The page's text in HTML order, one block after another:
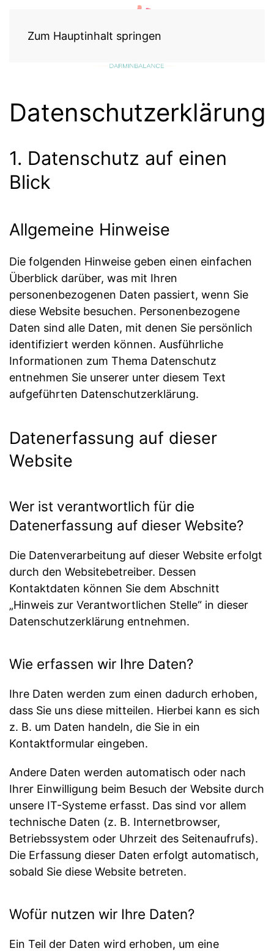
Zum Hauptinhalt springen
Datenschutzerklärung
1. Datenschutz auf einen
Blick
Allgemeine Hinweise
Die folgenden Hinweise geben einen einfachen
Überblick darüber, was mit Ihren
personenbezogenen Daten passiert, wenn Sie
diese Website besuchen. Personenbezogene
Daten sind alle Daten, mit denen Sie persönlich
identifiziert werden können. Ausführliche
Informationen zum Thema Datenschutz
entnehmen Sie unserer unter diesem Text
aufgeführten Datenschutzerklärung.
Datenerfassung auf dieser
Website
Wer ist verantwortlich für die
Datenerfassung auf dieser Website?
Die Datenverarbeitung auf dieser Website erfolgt
durch den Websitebetreiber. Dessen
Kontaktdaten können Sie dem Abschnitt
„Hinweis zur Verantwortlichen Stelle“ in dieser
Datenschutzerklärung entnehmen.
Wie erfassen wir Ihre Daten?
Ihre Daten werden zum einen dadurch erhoben,
dass Sie uns diese mitteilen. Hierbei kann es sich
z. B. um Daten handeln, die Sie in ein
Kontaktformular eingeben.
Andere Daten werden automatisch oder nach
Ihrer Einwilligung beim Besuch der Website durch
unsere IT-Systeme erfasst. Das sind vor allem
technische Daten (z. B. Internetbrowser,
Betriebssystem oder Uhrzeit des Seitenaufrufs).
Die Erfassung dieser Daten erfolgt automatisch,
sobald Sie diese Website betreten.
Wofür nutzen wir Ihre Daten?
Ein Teil der Daten wird erhoben, um eine